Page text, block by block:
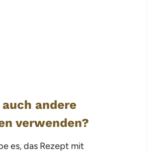
andere
verwenden?
es, das Rezept mit